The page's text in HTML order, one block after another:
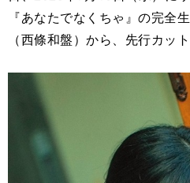
『あなたでなくちゃ』の完全
（西條和盤）から、先行カッ